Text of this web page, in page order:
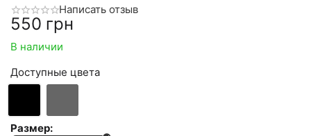
Написать отзыв
‍550‍ грн
В наличии
Доступные цвета
Размер: